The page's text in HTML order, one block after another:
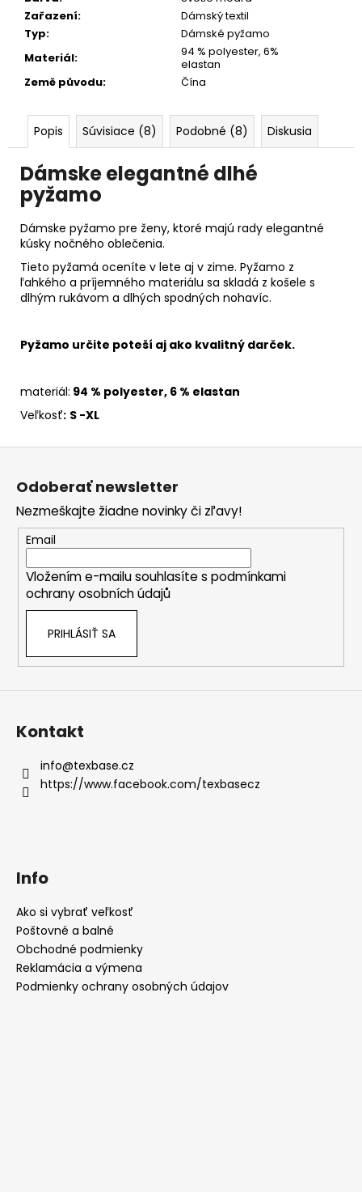
Zařazení:
Dámský textil
Typ:
Dámské pyžamo
Materiál:
94 % polyester, 6%
elastan
Země původu: Čína
Popis Súvisiace (8) Podobné (8) Diskusia
Dámske elegantné dlhé
pyžamo
Dámske pyžamo pre ženy, ktoré majú rady elegantné
kúsky nočného oblečenia.
Tieto pyžamá oceníte v lete aj v zime. Pyžamo z
ľahkého a príjemného materiálu sa skladá z košele s
dlhým rukávom a dlhých spodných nohavíc.
Pyžamo určite poteší aj ako kvalitný darček.
materiál: 94 % polyester, 6 % elastan
Veľkosť: S -XL
Odoberať newsletter
Nezmeškajte žiadne novinky či zľavy!
Email
Vložením e-mailu souhlasíte s podmínkami
ochrany osobních údajů
PRIHLÁSIŤ SA
Kontakt
info@texbase.cz
https://www.facebook.com/texbasecz
Info
Ako si vybrať veľkosť
Poštovné a balné
Obchodné podmienky
Reklamácia a výmena
Podmienky ochrany osobných údajov